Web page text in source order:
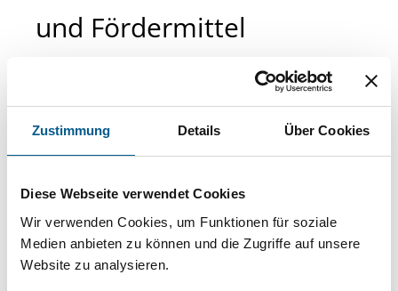
Zustimmung Details Über Cookies
Diese Webseite verwendet Cookies
Wir verwenden Cookies, um Funktionen für soziale
Medien anbieten zu können und die Zugriffe auf unsere
Website zu analysieren.
und Fördermittel
Sie suchen finanzielle Unterstützung für ein
Projekt oder ein Vorhaben? Hier können Sie
direkt über unsere Fördermitteldatenbank und
Suche bitte die Groß- und Kleinschreibung
beachten.